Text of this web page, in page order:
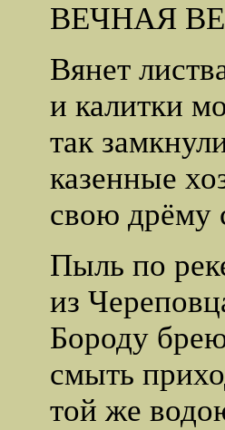
ВЕЧНАЯ
Вянет
и калитки
так
казенные
свою дрёму
Пыль по
из
Бороду
смыть
той же